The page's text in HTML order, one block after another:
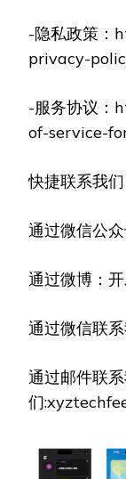
-隐私政策：
privacy-
-服务协议：
of-service-
快捷联系我们
通过微信公
通过微博：
通过微信联
通过邮件联
们